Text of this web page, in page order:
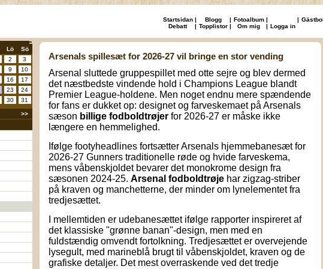
Startsidan | Blogg | Fotoalbum | |
Debatt
| Topplistor | Om mig | Logga in
Lö
Sö
2
3
9
10
16
17
23
24
30 31
>>
Arsenals spillesæt for 2026-27 vil bringe en stor vending
Arsenal sluttede gruppespillet med otte sejre og blev dermed
det næstbedste vindende hold i Champions League blandt
Premier League-holdene. Men noget endnu mere spændende
for fans er dukket op: designet og farveskemaet på Arsenals
sæson billige fodboldtrøjer for 2026-27 er måske ikke
længere en hemmelighed.
Ifølge footyheadlines fortsætter Arsenals hjemmebanesæt for
2026-27 Gunners traditionelle røde og hvide farveskema,
mens våbenskjoldet bevarer det monokrome design fra
sæsonen 2024-25. Arsenal fodboldtrøje har zigzag-striber
på kraven og manchetterne, der minder om lynelementet fra
tredjesættet.
I mellemtiden er udebanesættet ifølge rapporter inspireret af
det klassiske "grønne banan"-design, men med en
fuldstændig omvendt fortolkning. Tredjesættet er overvejende
lysegult, med marineblå brugt til våbenskjoldet, kraven og de
grafiske detaljer. Det mest overraskende ved det tredje